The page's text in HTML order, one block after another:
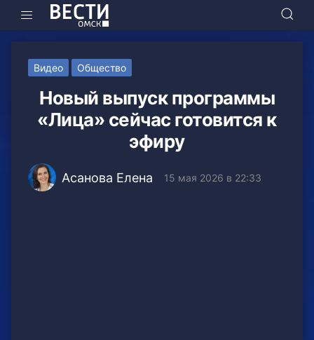
Видео Общество
Новый выпуск программы
«Лица» сейчас готовится к
эфиру
Асанова Елена 15 мая 2026 в 22:33